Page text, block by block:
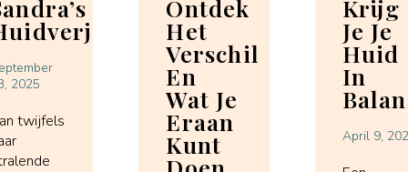
2025
twijfels
Ontdek
Het
Verschil
En
Wat Je
Eraan
Kunt
Krijg
Je Je
Huid
In
April 9,